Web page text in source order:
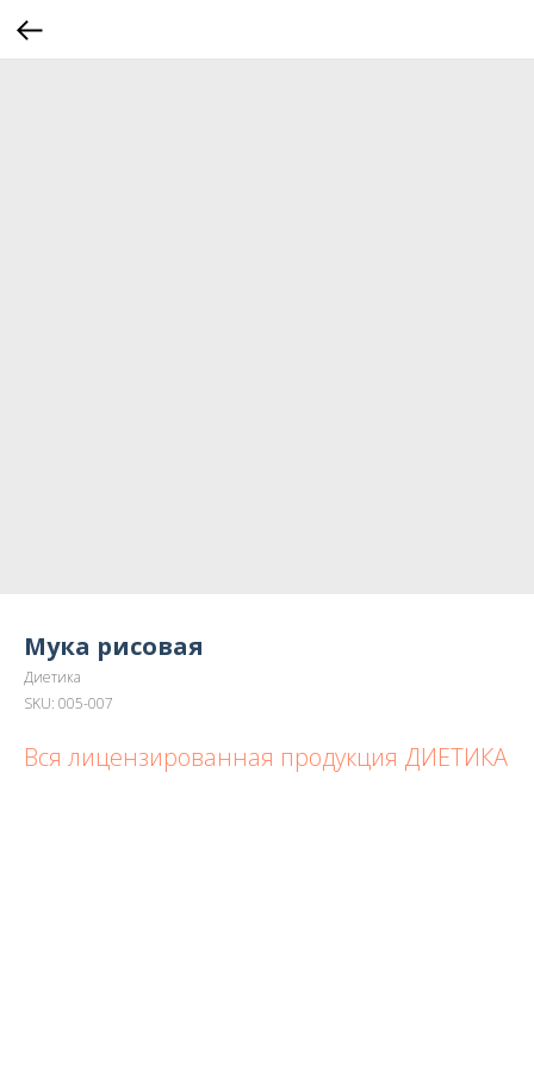
Мука рисовая
Диетика
SKU: 005-007
Вся лицензированная продукция ДИЕТИКА